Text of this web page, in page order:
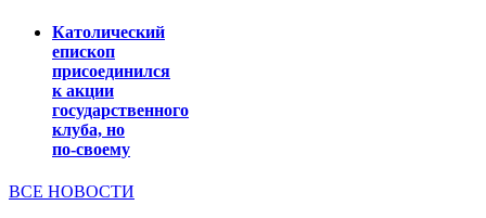
Католический
епископ
присоединился
к акции
государственного
клуба, но
по-своему
ВСЕ НОВОСТИ